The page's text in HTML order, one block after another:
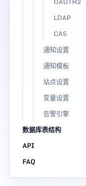
LDAP
CAS
通知设置
通知模板
站点设置
变量设置
告警引擎
数据库表结构
API
FAQ